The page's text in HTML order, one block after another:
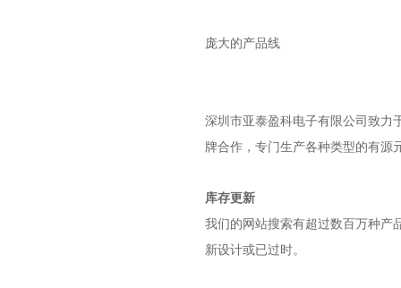
庞大的产品线
深圳市亚泰盈科电子有限公司致力
牌合作，专门生产各种类型的有源
库存更新
我们的网站搜索有超过数百万种产
新设计或已过时。